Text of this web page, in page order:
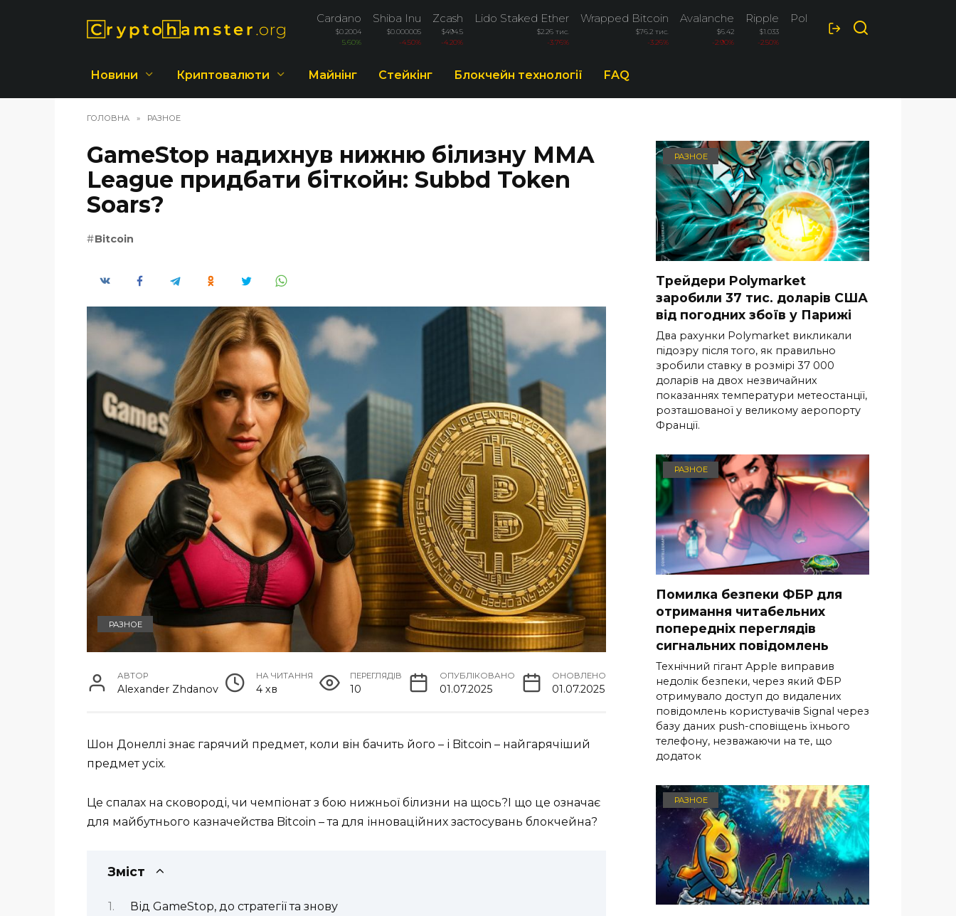
Cardano
$0.2004
5.60%
Shiba Inu
$0.000005
-4.50%
Zcash
$494.5
-4.20%
Lido Staked Ether
$2.26 тис.
-3.76%
Wrapped Bitcoin
$76.2 тис.
-3.26%
Avalanche
$6.42
-2.90%
Ripple
$1.033
-2.50%
Polkadot
$0.82
Новини Криптовалюти Майнінг Стейкінг Блокчейн технології FAQ
ГОЛОВНА » РАЗНОЕ
GameStop надихнув нижню білизну MMA
League придбати біткойн: Subbd Token
Soars?
Bitcoin
РАЗНОЕ
АВТОР
Alexander Zhdanov
НА ЧИТАННЯ
4 хв
ПЕРЕГЛЯДІВ
10
ОПУБЛІКОВАНО
01.07.2025
ОНОВЛЕНО
01.07.2025
Шон Донеллі знає гарячий предмет, коли він бачить його – і Bitcoin – найгарячіший
предмет усіх.
Це спалах на сковороді, чи чемпіонат з бою нижньої білизни на щось?І що це означає
для майбутнього казначейства Bitcoin – та для інноваційних застосувань блокчейна?
Зміст
Від GameStop, до стратегії та знову
РАЗНОЕ
Трейдери Polymarket
заробили 37 тис. доларів США
від погодних збоїв у Парижі
Два рахунки Polymarket викликали
підозру після того, як правильно
зробили ставку в розмірі 37 000
доларів на двох незвичайних
показаннях температури метеостанції,
розташованої у великому аеропорту
Франції.
РАЗНОЕ
Помилка безпеки ФБР для
отримання читабельних
попередніх переглядів
сигнальних повідомлень
Технічний гігант Apple виправив
недолік безпеки, через який ФБР
отримувало доступ до видалених
повідомлень користувачів Signal через
базу даних push-сповіщень їхнього
телефону, незважаючи на те, що
додаток
РАЗНОЕ